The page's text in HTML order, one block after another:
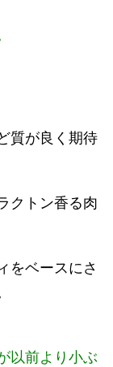
質が良く期待
クトン香る肉
をベースにさ
以前より小ぶ